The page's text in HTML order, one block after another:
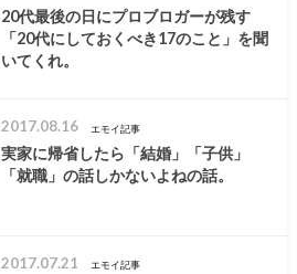
20代最後の日にプロブロガーが残す
「20代にしておくべき17のこと」を聞
いてくれ。
2017.08.16 エモイ記事
実家に帰省したら「結婚」「子供」
「就職」の話しかないよねの話。
2017.07.21 エモイ記事